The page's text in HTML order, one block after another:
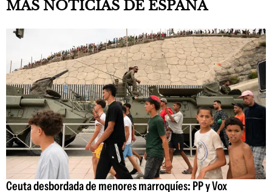
MÁS NOTICIAS DE ESPAÑA
Ceuta desbordada de menores marroquíes: PP y Vox